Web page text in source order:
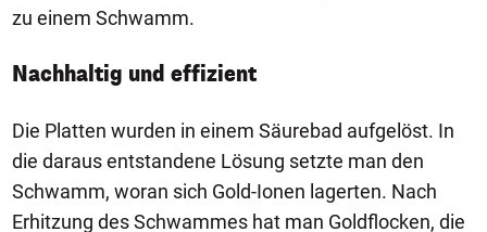
zu einem Schwamm.
Nachhaltig und effizient
Die Platten wurden in einem Säurebad aufgelöst. In
die daraus entstandene Lösung setzte man den
Schwamm, woran sich Gold-Ionen lagerten. Nach
Erhitzung des Schwammes hat man Goldflocken, die